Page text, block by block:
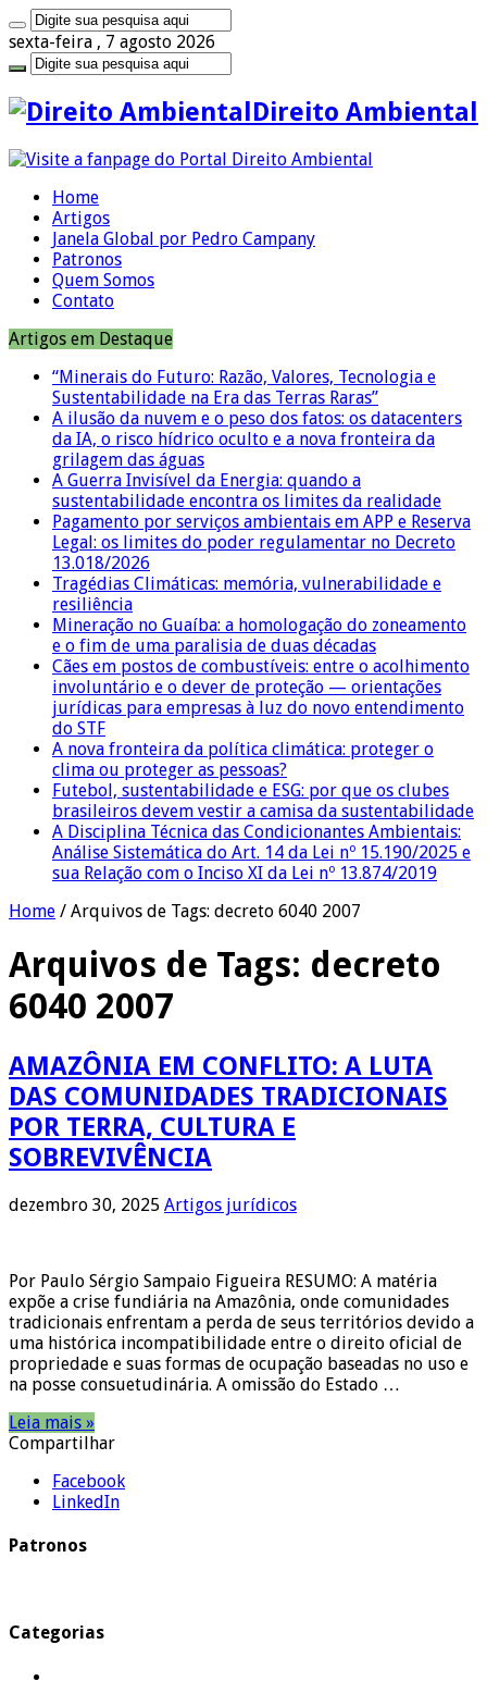
sexta-feira , 7 agosto 2026
Direito Ambiental
Home
Artigos
Janela Global por Pedro Campany
Patronos
Quem Somos
Contato
Artigos em Destaque
“Minerais do Futuro: Razão, Valores, Tecnologia e
Sustentabilidade na Era das Terras Raras”
A ilusão da nuvem e o peso dos fatos: os datacenters
da IA, o risco hídrico oculto e a nova fronteira da
grilagem das águas
A Guerra Invisível da Energia: quando a
sustentabilidade encontra os limites da realidade
Pagamento por serviços ambientais em APP e Reserva
Legal: os limites do poder regulamentar no Decreto
13.018/2026
Tragédias Climáticas: memória, vulnerabilidade e
resiliência
Mineração no Guaíba: a homologação do zoneamento
e o fim de uma paralisia de duas décadas
Cães em postos de combustíveis: entre o acolhimento
involuntário e o dever de proteção — orientações
jurídicas para empresas à luz do novo entendimento
do STF
A nova fronteira da política climática: proteger o
clima ou proteger as pessoas?
Futebol, sustentabilidade e ESG: por que os clubes
brasileiros devem vestir a camisa da sustentabilidade
A Disciplina Técnica das Condicionantes Ambientais:
Análise Sistemática do Art. 14 da Lei nº 15.190/2025 e
sua Relação com o Inciso XI da Lei nº 13.874/2019
Home / Arquivos de Tags: decreto 6040 2007
Arquivos de Tags: decreto
6040 2007
AMAZÔNIA EM CONFLITO: A LUTA
DAS COMUNIDADES TRADICIONAIS
POR TERRA, CULTURA E
SOBREVIVÊNCIA
dezembro 30, 2025 Artigos jurídicos
Por Paulo Sérgio Sampaio Figueira RESUMO: A matéria
expõe a crise fundiária na Amazônia, onde comunidades
tradicionais enfrentam a perda de seus territórios devido a
uma histórica incompatibilidade entre o direito oficial de
propriedade e suas formas de ocupação baseadas no uso e
na posse consuetudinária. A omissão do Estado …
Leia mais »
Compartilhar
Facebook
LinkedIn
Patronos
Categorias